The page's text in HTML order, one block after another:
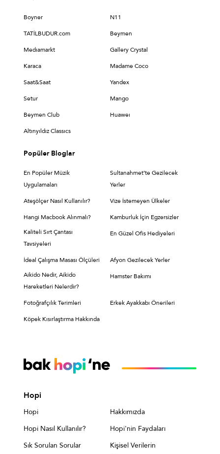
Boyner N11
TATİLBUDUR.com Beymen
Medıamarkt Gallery Crystal
Karaca Madame Coco
Saat&Saat Yandex
Setur Mango
Beymen Club Huaweı
Altınyıldız Classıcs
Popüler Bloglar
En Popüler Müzik
Uygulamaları
Sultanahmet’te Gezilecek
Yerler
Ateşölçer Nasıl Kullanılır? Vize İstemeyen Ülkeler
Hangi Macbook Alınmalı?
Kamburluk İçin Egzersizler
Kaliteli Sırt Çantası
Tavsiyeleri
En Güzel Ofis Hediyeleri
İdeal Çalışma Masası Ölçüleri
Afyon Gezilecek Yerler
Aikido Nedir, Aikido
Hareketleri Nelerdir?
Hamster Bakımı
Fotoğrafçılık Terimleri Erkek Ayakkabı Önerileri
Köpek Kısırlaştırma Hakkında
Hopi
Hopi
Hakkımızda
Hopi Nasıl Kullanılır?
Hopi'nin Faydaları
Sık Sorulan Sorular
Kişisel Verilerin